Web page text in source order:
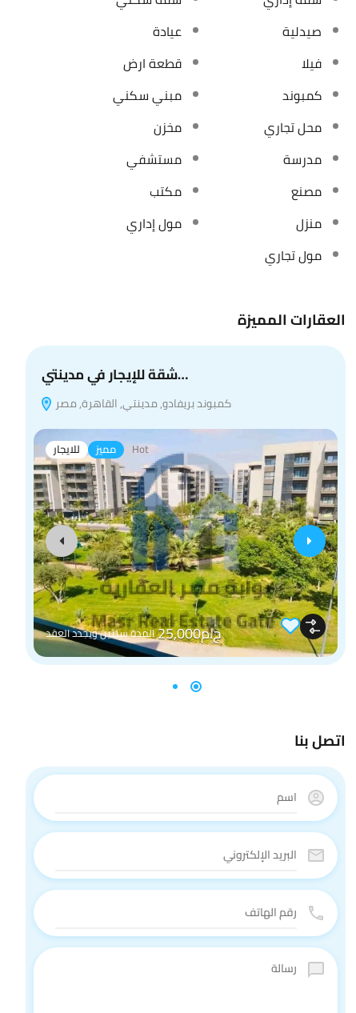
صيدلية
عيادة
فيلا
قطعة ارض
كمبوند
مبني سكني
محل تجاري
مخزن
مدرسة
مستشفي
مصنع
مكتب
منزل
مول إداري
مول تجاري
العقارات المميزة
شقة للإيجار في مدينتي…
كمبوند بريفادو, مدينتي, القاهرة, مصر
للايجار مميز Hot
ج.م25,000 المدة سنتين ويجدد العقد
اتصل بنا